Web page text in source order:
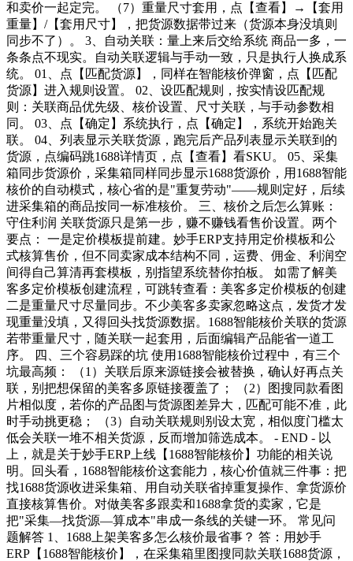
和卖价一起定完。 （7）重量尺寸套用，点【查看】→【套用
重量】/【套用尺寸】，把货源数据带过来（货源本身没填则
同步不了）。 3、自动关联：量上来后交给系统 商品一多，一
条条点不现实。自动关联逻辑与手动一致，只是执行人换成系
统。 01、点【匹配货源】，同样在智能核价弹窗，点【匹配
货源】进入规则设置。 02、设匹配规则，按实情设匹配规
则：关联商品优先级、核价设置、尺寸关联，与手动参数相
同。 03、点【确定】系统执行，点【确定】，系统开始跑关
联。 04、列表显示关联货源，跑完后产品列表显示关联到的
货源，点编码跳1688详情页，点【查看】看SKU。 05、采集
箱同步货源价，采集箱同样同步显示1688货源价，用1688智能
核价的自动模式，核心省的是"重复劳动"——规则定好，后续
进采集箱的商品按同一标准核价。 三、核价之后怎么算账：
守住利润 关联货源只是第一步，赚不赚钱看售价设置。两个
要点： 一是定价模板提前建。妙手ERP支持用定价模板和公
式核算售价，但不同卖家成本结构不同，运费、佣金、利润空
间得自己算清再套模板，别指望系统替你拍板。 如需了解美
客多定价模板创建流程，可跳转查看：美客多定价模板的创建
二是重量尺寸尽量同步。不少美客多卖家忽略这点，发货才发
现重量没填，又得回头找货源数据。1688智能核价关联的货源
若带重量尺寸，随关联一起套用，后面编辑产品能省一道工
序。 四、三个容易踩的坑 使用1688智能核价过程中，有三个
坑最高频： （1）关联后原来源链接会被替换，确认好再点关
联，别把想保留的美客多原链接覆盖了； （2）图搜同款看图
片相似度，若你的产品图与货源图差异大，匹配可能不准，此
时手动挑更稳； （3）自动关联规则别设太宽，相似度门槛太
低会关联一堆不相关货源，反而增加筛选成本。 - END - 以
上，就是关于妙手ERP上线【1688智能核价】功能的相关说
明。回头看，1688智能核价这套能力，核心价值就三件事：把
找1688货源收进采集箱、用自动关联省掉重复操作、拿货源价
直接核算售价。对做美客多跟卖和1688拿货的卖家，它是
把"采集—找货源—算成本"串成一条线的关键一环。 常见问
题解答 1、1688上架美客多怎么核价最省事？ 答：用妙手
ERP【1688智能核价】，在采集箱里图搜同款关联1688货源，